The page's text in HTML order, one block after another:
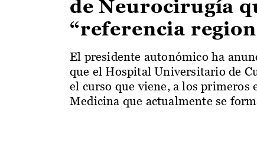
de Neurocirugía
“referencia
El presidente autonómico ha
que el Hospital Universitario de
el curso que viene, a los primeros
Medicina que actualmente se